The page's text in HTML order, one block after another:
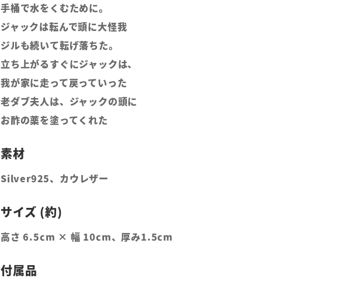
手桶で水をくむために。
ジャックは転んで頭に大怪我
ジルも続いて転げ落ちた。
立ち上がるすぐにジャックは、
我が家に走って戻っていった
老ダブ夫人は、ジャックの頭に
お酢の薬を塗ってくれた
Silver925、カウレザー
高さ 6.5cm × 幅 10cm、厚み1.5cm